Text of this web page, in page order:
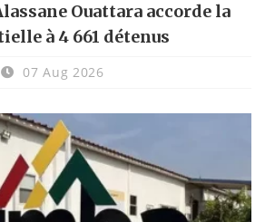
Ouattara accorde la
à 4 661 détenus
07 Aug 2026